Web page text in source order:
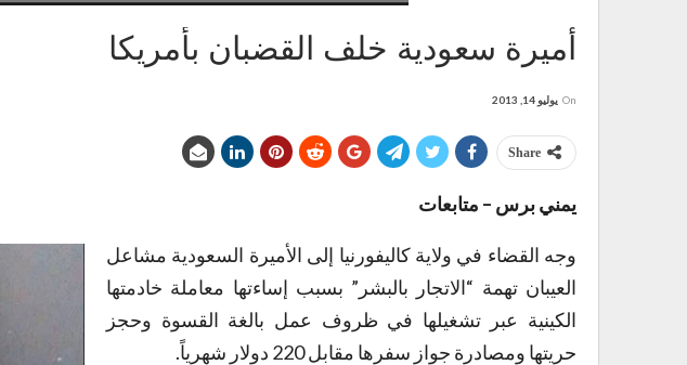
أميرة سعودية خلف القضبان بأمريكا
On يوليو 14, 2013
Share
يمني برس – متابعات
وجه القضاء في ولاية كاليفورنيا إلى الأميرة السعودية مشاعل
العيبان تهمة “الاتجار بالبشر” بسبب إساءتها معاملة خادمتها
الكينية عبر تشغيلها في ظروف عمل بالغة القسوة وحجز
حريتها ومصادرة جواز سفرها مقابل 220 دولار شهرياً.